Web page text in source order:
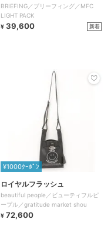
BRIEFING／ブリーフィング／MFC
LIGHT PACK
¥ 39,600 新着
¥1000ｸｰﾎﾟﾝ
ロイヤルフラッシュ
beautiful people／ビューティフルピ
ープル／gratitude market shou
¥ 72,600